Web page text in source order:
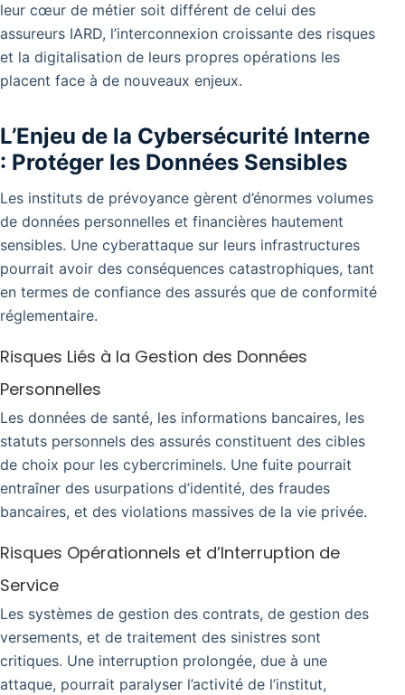
leur cœur de métier soit différent de celui des
assureurs IARD, l’interconnexion croissante des risques
et la digitalisation de leurs propres opérations les
placent face à de nouveaux enjeux.
L’Enjeu de la Cybersécurité Interne
: Protéger les Données Sensibles
Les instituts de prévoyance gèrent d’énormes volumes
de données personnelles et financières hautement
sensibles. Une cyberattaque sur leurs infrastructures
pourrait avoir des conséquences catastrophiques, tant
en termes de confiance des assurés que de conformité
réglementaire.
Risques Liés à la Gestion des Données
Personnelles
Les données de santé, les informations bancaires, les
statuts personnels des assurés constituent des cibles
de choix pour les cybercriminels. Une fuite pourrait
entraîner des usurpations d’identité, des fraudes
bancaires, et des violations massives de la vie privée.
Risques Opérationnels et d’Interruption de
Service
Les systèmes de gestion des contrats, de gestion des
versements, et de traitement des sinistres sont
critiques. Une interruption prolongée, due à une
attaque, pourrait paralyser l’activité de l’institut,